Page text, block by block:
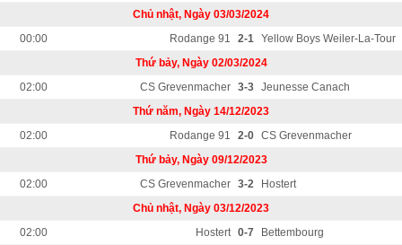
Chủ nhật, Ngày 03/03/2024
00:00
Rodange 91 2-1 Yellow Boys Weiler-La-Tour
Thứ bảy, Ngày 02/03/2024
02:00
CS Grevenmacher 3-3 Jeunesse Canach
Thứ năm, Ngày 14/12/2023
02:00
Rodange 91 2-0 CS Grevenmacher
Thứ bảy, Ngày 09/12/2023
02:00
CS Grevenmacher 3-2
Hostert
Chủ nhật, Ngày 03/12/2023
02:00
Hostert 0-7
Bettembourg